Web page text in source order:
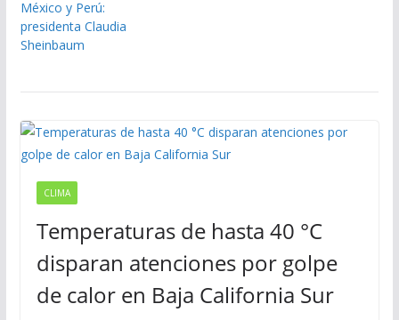
CLIMA
Temperaturas de hasta 40 °C
disparan atenciones por golpe
de calor en Baja California Sur